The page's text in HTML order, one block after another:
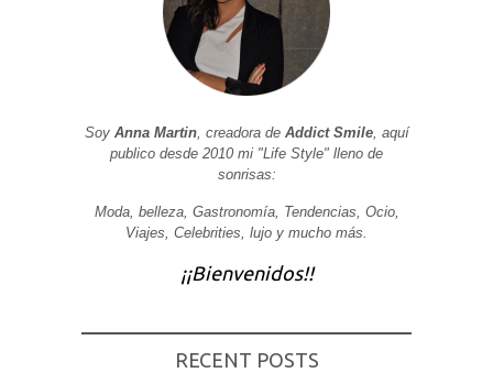
Soy Anna Martin, creadora de Addict Smile, aquí
publico desde 2010 mi "Life Style" lleno de
sonrisas:
Moda, belleza, Gastronomía, Tendencias, Ocio,
Viajes, Celebrities, lujo y mucho más.
¡¡Bienvenidos!!
RECENT POSTS
base a cómo
visita. Si